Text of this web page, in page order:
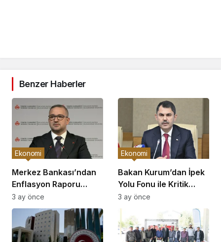
Benzer Haberler
Merkez Bankası’ndan
Enflasyon Raporu
Açıklaması
Ekonomi
3 ay önce
Bakan Kurum’dan İpek
Yolu Fonu ile Kritik
Görüşme
Ekonomi
3 ay önce